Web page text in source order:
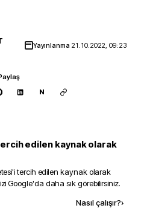
Yayınlanma 21.10.2022, 09:23
N
edilen kaynak olarak
'i tercih edilen kaynak olarak
Google'da daha sık görebilirsiniz.
Nasıl çalışır?›